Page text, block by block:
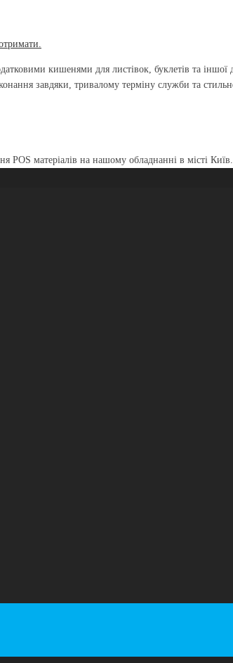
кишенями для листівок, буклетів та іншої
завдяки, тривалому терміну служби та
POS матеріалів на нашому обладнанні в місті Київ.